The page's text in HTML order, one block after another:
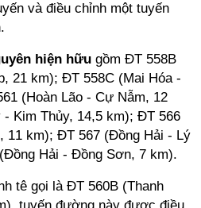
và điều chỉnh một tuyến
hiện hữu gồm ĐT 558B
21 km); ĐT 558C (Mai Hóa -
(Hoàn Lão - Cự Nẫm, 12
Kim Thủy, 14,5 km); ĐT 566
11 km); ĐT 567 (Đồng Hải - Lý
Hải - Đồng Sơn, 7 km).
tê gọi là ĐT 560B (Thanh